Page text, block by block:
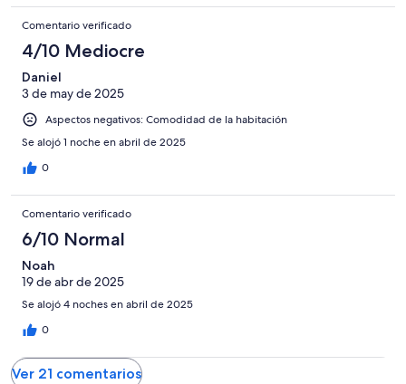
Comentario verificado
4/10 Mediocre
Daniel
3 de may de 2025
Aspectos negativos: Comodidad de la habitación
Se alojó 1 noche en abril de 2025
0
Comentario verificado
6/10 Normal
Noah
19 de abr de 2025
Se alojó 4 noches en abril de 2025
0
Ver 21 comentarios